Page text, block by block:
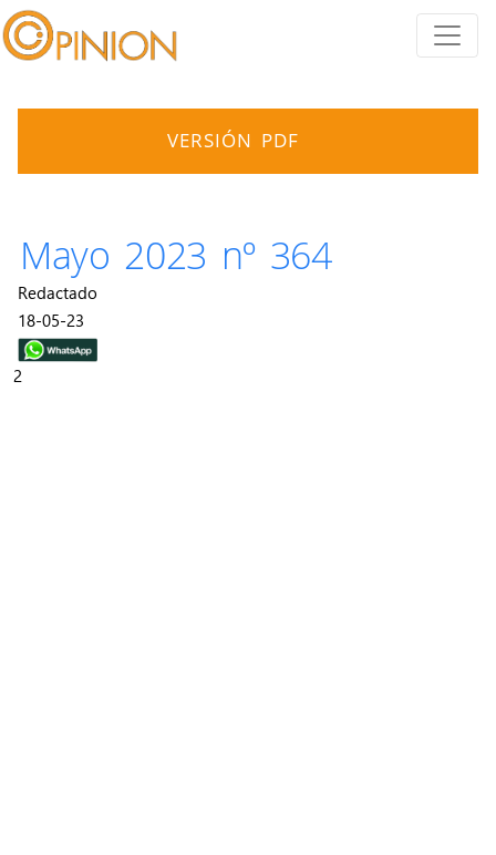
VERSIÓN PDF
Mayo 2023 nº 364
Redactado
18-05-23
2